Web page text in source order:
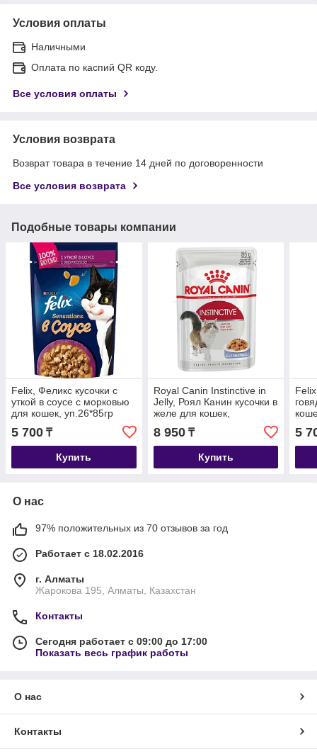
Условия оплаты
Наличными
Оплата по каспий QR коду.
Все условия оплаты
Условия возврата
Возврат товара в течение 14 дней по договоренности
Все условия возврата
Подобные товары компании
Felix, Феликс кусочки с
уткой в соусе с морковью
для кошек, уп.26*85гр
5 700 ₸
Купить
Royal Canin Instinctive in
Jelly, Роял Канин кусочки в
желе для кошек,
профилактика МКБ,
уп.12*85 гр
8 950₸
Купить
5
О нас
97% положительных из 70 отзывов за год
Работает с 18.02.2016
г. Алматы
Жарокова 195, Алматы, Казахстан
Контакты
Сегодня работает с 09:00 до 17:00
Показать весь график работы
О нас
Контакты